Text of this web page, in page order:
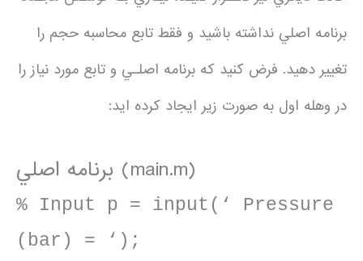
برنامه اصلي نداشته باشيد و فقط تابع محاسبه حجم را
تغيير دهيد. فرض كنيد كه برنامه اصلـي و تابع مورد نياز را
در وهله اول به صورت زير ايجاد كرده ايد:
برنامه اصلي (main.m)
% Input p = input(‘ Pressure
(bar) = ‘);